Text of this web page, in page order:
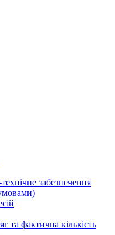
забезпечення
та фактична кількість